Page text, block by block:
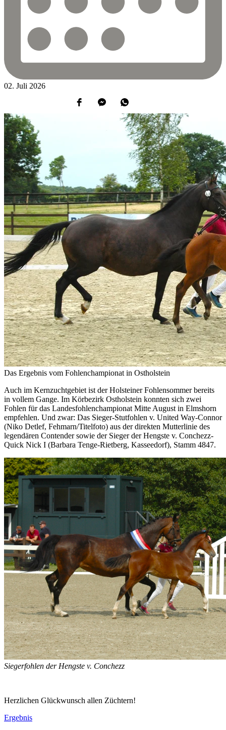
02. Juli 2026
Das Ergebnis vom Fohlenchampionat in Ostholstein
Auch im Kernzuchtgebiet ist der Holsteiner Fohlensommer bereits
in vollem Gange. Im Körbezirk Ostholstein konnten sich zwei
Fohlen für das Landesfohlenchampionat Mitte August in Elmshorn
empfehlen. Und zwar: Das Sieger-Stutfohlen v. United Way-Connor
(Niko Detlef, Fehmarn/Titelfoto) aus der direkten Mutterlinie des
legendären Contender sowie der Sieger der Hengste v. Conchezz-
Quick Nick I (Barbara Tenge-Rietberg, Kasseedorf), Stamm 4847.
Siegerfohlen der Hengste v. Conchezz
Herzlichen Glückwunsch allen Züchtern!
Ergebnis